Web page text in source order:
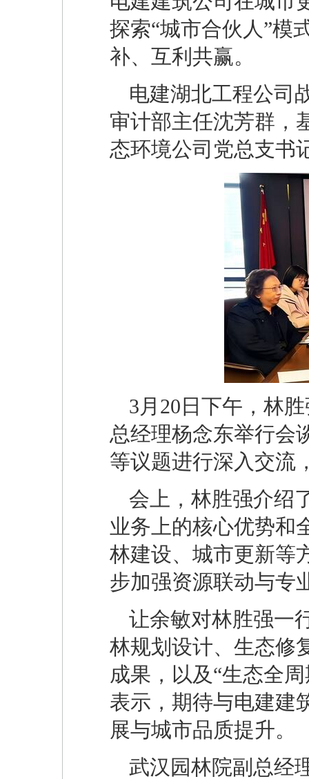
探索“城市合伙人”模
补、互利共赢。
电建湖北工程公司
审计部主任沈芳群，
态环境公司党总支书
3月20日下午，林
总经理杨念东举行会
等议题进行深入交流
会上，林胜强介绍
业务上的核心优势和
林建设、城市更新等
步加强资源联动与专
让余敏对林胜强一
林规划设计、生态修
成果，以及“生态全
表示，期待与电建建
展与城市品质提升。
武汉园林院副总经